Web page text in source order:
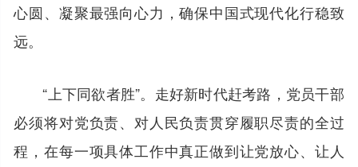
心圆、凝聚最强向心力，确保中国式现代化行稳致
远。
“上下同欲者胜”。走好新时代赶考路，党员干部
必须将对党负责、对人民负责贯穿履职尽责的全过
程，在每一项具体工作中真正做到让党放心、让人